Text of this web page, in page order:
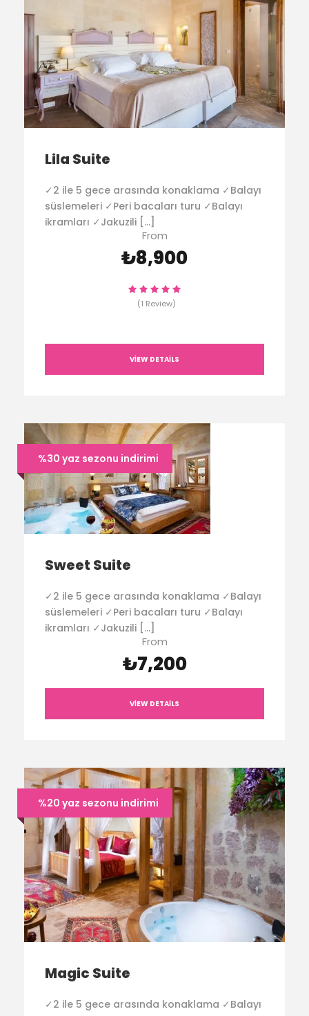
Lila Suite
✓2 ile 5 gece arasında konaklama ✓Balayı
süslemeleri ✓Peri bacaları turu ✓Balayı
ikramları ✓Jakuzili […]
From
₺8,900
(1 Review)
VIEW DETAILS
%30 yaz sezonu indirimi
Sweet Suite
✓2 ile 5 gece arasında konaklama ✓Balayı
süslemeleri ✓Peri bacaları turu ✓Balayı
ikramları ✓Jakuzili […]
From
₺7,200
VIEW DETAILS
%20 yaz sezonu indirimi
Magic Suite
✓2 ile 5 gece arasında konaklama ✓Balayı